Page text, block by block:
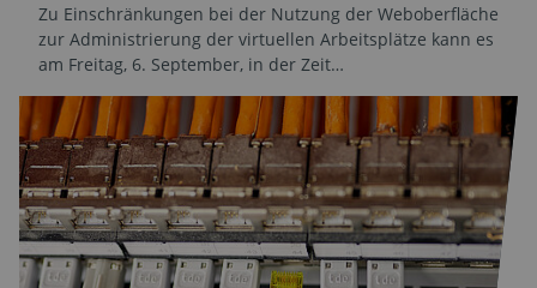
Zu Einschränkungen bei der Nutzung der Weboberfläche
zur Administrierung der virtuellen Arbeitsplätze kann es
am Freitag, 6. September, in der Zeit…